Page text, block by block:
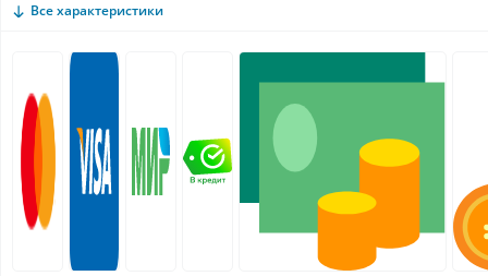
Все характеристики